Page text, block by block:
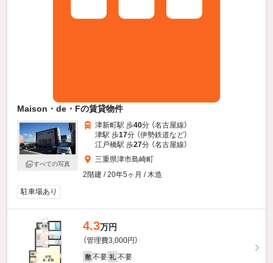
Maison・de・Fの賃貸物件
すべての写真
津新町駅 歩40分 （名古屋線）
津駅 歩17分 （伊勢鉄道など）
江戸橋駅 歩27分 （名古屋線）
三重県津市島崎町
2階建 / 20年5ヶ月 / 木造
駐車場あり
4.3万円
（管理費3,000円）
敷 不要 礼 不要